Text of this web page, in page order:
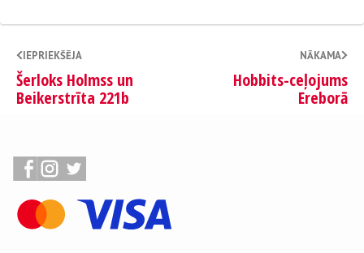
IEPRIEKŠĒJA
Šerloks Holmss un
Beikerstrīta 221b
NĀKAMA
Hobbits-ceļojums
Ereborā